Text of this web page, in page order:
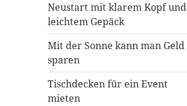
Neustart mit klarem Kopf und
leichtem Gepäck
Mit der Sonne kann man Geld
sparen
Tischdecken für ein Event
mieten